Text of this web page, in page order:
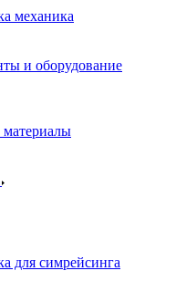
механика
и оборудование
материалы
для симрейсинга